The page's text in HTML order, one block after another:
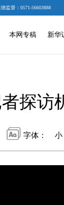
监督：0571-56603888
本网专稿 新华
探访
字体： 小